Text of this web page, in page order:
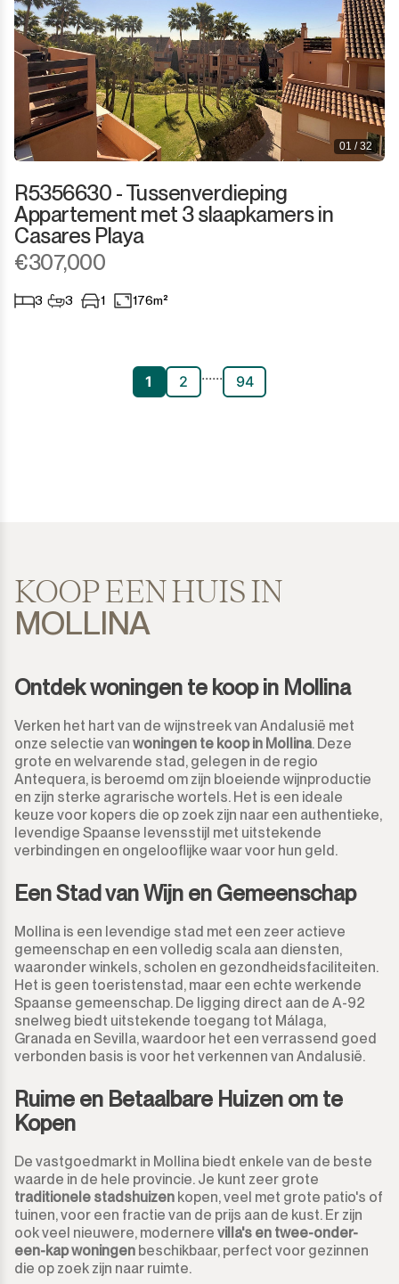
01 / 32
R5356630 - Tussenverdieping
Appartement met 3 slaapkamers in
Casares Playa
€307,000
3 3 1 176m²
1 2 ...... 94
KOOP EEN HUIS IN
MOLLINA
Ontdek woningen te koop in Mollina
Verken het hart van de wijnstreek van Andalusië met
onze selectie van woningen te koop in Mollina. Deze
grote en welvarende stad, gelegen in de regio
Antequera, is beroemd om zijn bloeiende wijnproductie
en zijn sterke agrarische wortels. Het is een ideale
keuze voor kopers die op zoek zijn naar een authentieke,
levendige Spaanse levensstijl met uitstekende
verbindingen en ongelooflijke waar voor hun geld.
Een Stad van Wijn en Gemeenschap
Mollina is een levendige stad met een zeer actieve
gemeenschap en een volledig scala aan diensten,
waaronder winkels, scholen en gezondheidsfaciliteiten.
Het is geen toeristenstad, maar een echte werkende
Spaanse gemeenschap. De ligging direct aan de A-92
snelweg biedt uitstekende toegang tot Málaga,
Granada en Sevilla, waardoor het een verrassend goed
verbonden basis is voor het verkennen van Andalusië.
Ruime en Betaalbare Huizen om te
Kopen
De vastgoedmarkt in Mollina biedt enkele van de beste
waarde in de hele provincie. Je kunt zeer grote
traditionele stadshuizen kopen, veel met grote patio's of
tuinen, voor een fractie van de prijs aan de kust. Er zijn
ook veel nieuwere, modernere villa's en twee-onder-
een-kap woningen beschikbaar, perfect voor gezinnen
die op zoek zijn naar ruimte.